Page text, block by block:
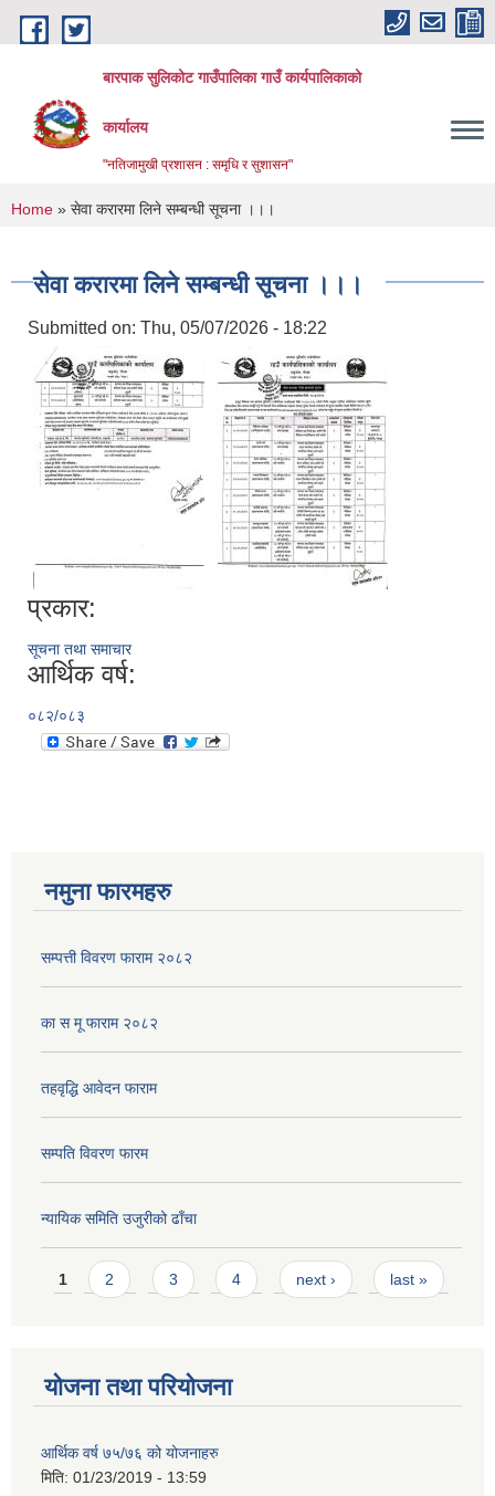
Skip to main content
बारपाक सुलिकोट गाउँपालिका गाउँ कार्यपालिकाको
कार्यालय
"नतिजामुखी प्रशासन : समृधि र सुशासन"
You are here
Home » सेवा करारमा लिने सम्बन्धी सूचना ।।।
सेवा करारमा लिने सम्बन्धी सूचना ।।।
Submitted on: Thu, 05/07/2026 - 18:22
प्रकार:
सूचना तथा समाचार
आर्थिक वर्ष:
०८२/०८३
नमुना फारमहरु
सम्पत्ती विवरण फाराम २०८२
का स मू फाराम २०८२
तहवृद्धि आवेदन फाराम
सम्पति विवरण फारम
न्यायिक समिति उजुरीको ढाँचा
Pages
1 2 3 4 next › last »
योजना तथा परियोजना
आर्थिक वर्ष ७५/७६ को योजनाहरु
मिति: 01/23/2019 - 13:59